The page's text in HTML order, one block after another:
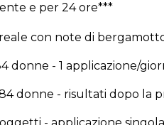
e per 24 ore***
con note di
donne - 1 applicazione/
donne - risultati dopo la
- applicazione